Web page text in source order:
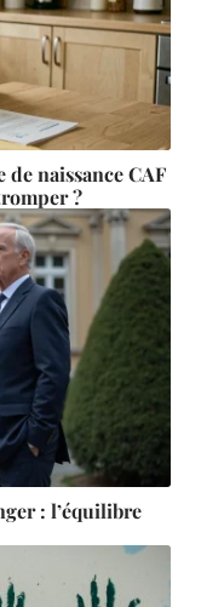
naissance CAF
?
: l’équilibre